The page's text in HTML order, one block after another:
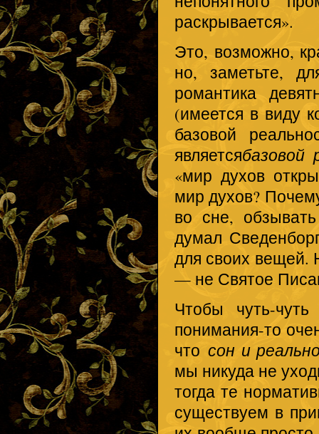
раскрывается».
Это, возможно,
но, заметьте,
романтика
(имеется в виду
базовой
являетсябазовой
«мир духов
мир духов?
во сне,
думал
для своих вещей.
— не Святое
Чтобы чуть-
понимания-то
что сон и
мы никуда не
тогда те
существуем в